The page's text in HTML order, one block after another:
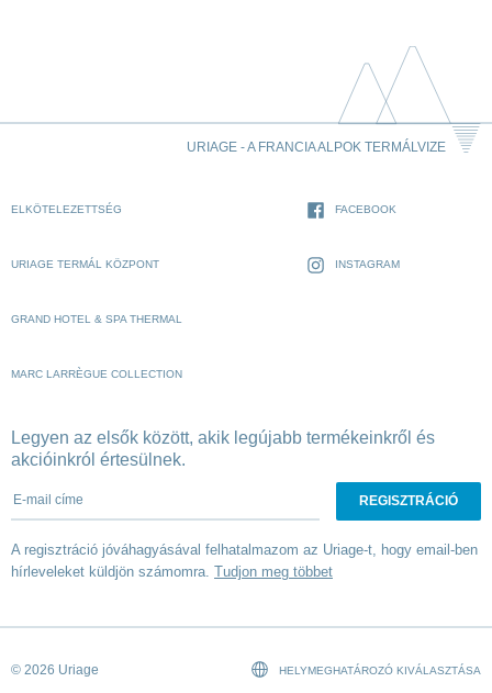
URIAGE - A FRANCIA ALPOK TERMÁLVIZE
ELKÖTELEZETTSÉG
URIAGE TERMÁL KÖZPONT
GRAND HOTEL & SPA THERMAL
MARC LARRÈGUE COLLECTION
FACEBOOK
INSTAGRAM
Legyen az elsők között, akik legújabb termékeinkről és
akcióinkról értesülnek.
E-mail címe
A regisztráció jóváhagyásával felhatalmazom az Uriage-t, hogy email-ben
hírleveleket küldjön számomra. Tudjon meg többet
© 2026 Uriage HELYMEGHATÁROZÓ KIVÁLASZTÁSA